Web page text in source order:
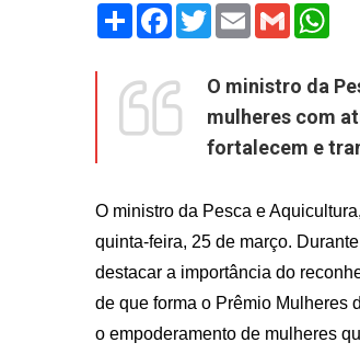
Share Facebook
TwitterEmail Gmail
O ministro da
mulheres com
fortalecem e
O ministro da Pesca e
quinta-feira, 25 de março.
destacar a importância do
de que forma o Prêmio Mulheres
o empoderamento de mulheres